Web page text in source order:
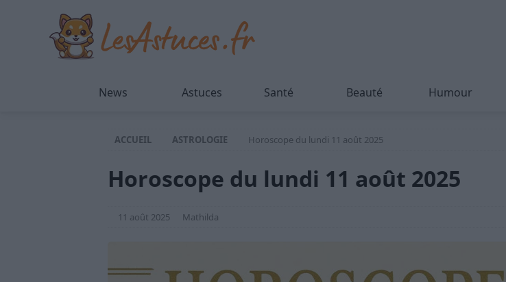
News Astuces Santé Beauté Humour
ACCUEIL ASTROLOGIE Horoscope du lundi 11 août 2025
Horoscope du lundi 11 août 2025
11 août 2025 Mathilda